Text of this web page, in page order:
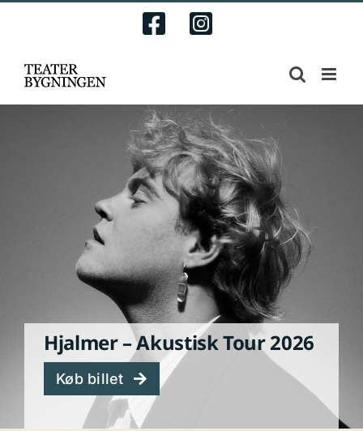
FacebookInstagram
Hjalmer – Akustisk Tour 2026
Køb billet